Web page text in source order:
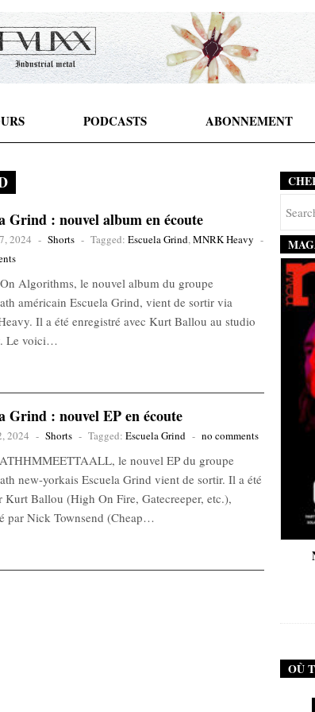
PODCASTS ABONNEMENT
Grind : nouvel album en écoute
2024 - Shorts - Tagged: Escuela Grind,MNRK Heavy -
Algorithms, le nouvel album du groupe
américain Escuela Grind, vient de sortir via
Il a été enregistré avec Kurt Ballou au studio
Le voici…
Grind : nouvel EP en écoute
2024 - Shorts - Tagged: Escuela Grind - no comments
le nouvel EP du groupe
new-yorkais Escuela Grind vient de sortir. Il a été
Kurt Ballou (High On Fire, Gatecreeper, etc.),
par Nick Townsend (Cheap…
OÙ